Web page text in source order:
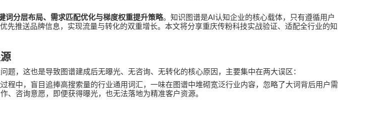
词分层布局、需求匹配优化与梯度权重提升策略。知识图谱是AI认知企业的核心载体，只有遵循用户
先推送品牌信息，实现流量与转化的双重增长。本文将分享重庆传粉科技实战验证、适配全行业的知
，这也是导致图谱建成后无曝光、无咨询、无转化的核心原因，主要集中在两大误区：
过程中，盲目追捧高搜索量的行业通用词汇，一味在图谱中堆砌宽泛行业内容，忽略了大词背后用户需
咨询意愿，即便获得曝光，也无法落地为精准客户资源。